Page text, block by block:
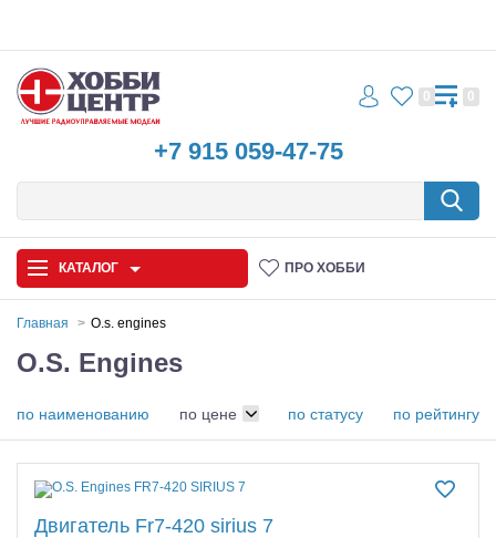
+7 915 059-47-75
0 0
КАТАЛОГ ПРО ХОББИ
Автомодели
Запчасти и аксессуары
Самолеты
Главная O.s. engines
O.S. Engines
по наименованию по цене по статусу по рейтингу
Двигатель Fr7-420 sirius 7